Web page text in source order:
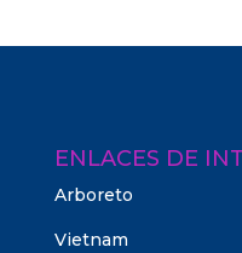
ENLACES DE
Arboreto
Vietnam